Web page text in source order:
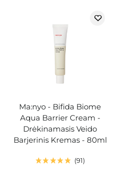
Ma:nyo - Bifida Biome
Aqua Barrier Cream -
Drėkinamasis Veido
Barjerinis Kremas - 80ml
91